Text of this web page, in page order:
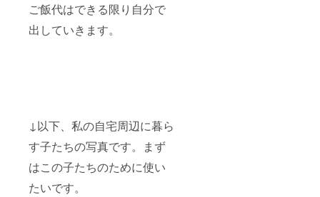
ご飯代はできる限り自分で
出していきます。
↓以下、私の自宅周辺に暮ら
す子たちの写真です。まず
はこの子たちのために使い
たいです。